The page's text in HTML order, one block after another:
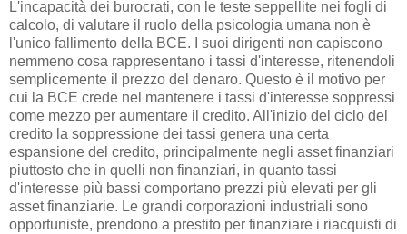
L'incapacità dei burocrati, con le teste seppellite nei fogli di
calcolo, di valutare il ruolo della psicologia umana non è
l'unico fallimento della BCE. I suoi dirigenti non capiscono
nemmeno cosa rappresentano i tassi d'interesse, ritenendoli
semplicemente il prezzo del denaro. Questo è il motivo per
cui la BCE crede nel mantenere i tassi d'interesse soppressi
come mezzo per aumentare il credito. All'inizio del ciclo del
credito la soppressione dei tassi genera una certa
espansione del credito, principalmente negli asset finanziari
piuttosto che in quelli non finanziari, in quanto tassi
d'interesse più bassi comportano prezzi più elevati per gli
asset finanziarie. Le grandi corporazioni industriali sono
opportuniste, prendono a prestito per finanziare i riacquisti di